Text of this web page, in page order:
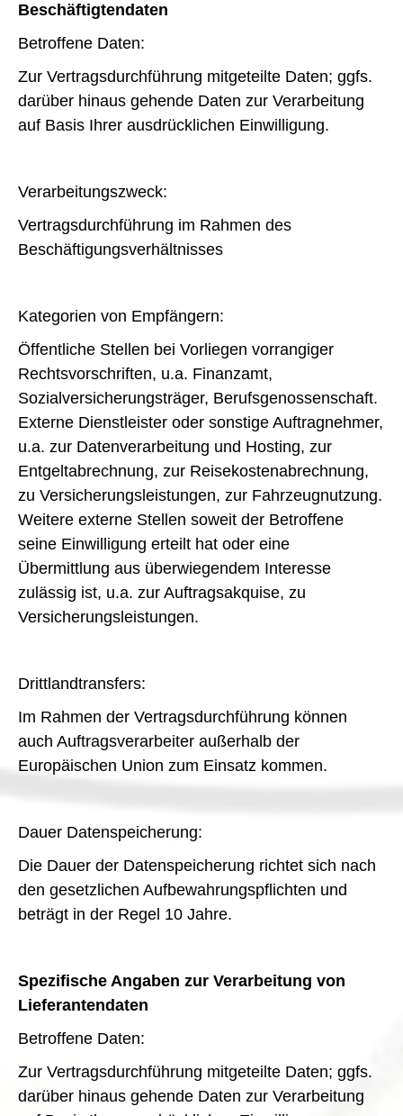
Beschäftigtendaten
Betroffene Daten:
Zur Vertragsdurchführung mitgeteilte Daten; ggfs.
darüber hinaus gehende Daten zur Verarbeitung
auf Basis Ihrer ausdrücklichen Einwilligung.
Verarbeitungszweck:
Vertragsdurchführung im Rahmen des
Beschäftigungsverhältnisses
Kategorien von Empfängern:
Öffentliche Stellen bei Vorliegen vorrangiger
Rechtsvorschriften, u.a. Finanzamt,
Sozialversicherungsträger, Berufsgenossenschaft.
Externe Dienstleister oder sonstige Auftragnehmer,
u.a. zur Datenverarbeitung und Hosting, zur
Entgeltabrechnung, zur Reisekostenabrechnung,
zu Versicherungsleistungen, zur Fahrzeugnutzung.
Weitere externe Stellen soweit der Betroffene
seine Einwilligung erteilt hat oder eine
Übermittlung aus überwiegendem Interesse
zulässig ist, u.a. zur Auftragsakquise, zu
Versicherungsleistungen.
Drittlandtransfers:
Im Rahmen der Vertragsdurchführung können
auch Auftragsverarbeiter außerhalb der
Europäischen Union zum Einsatz kommen.
Dauer Datenspeicherung:
Die Dauer der Datenspeicherung richtet sich nach
den gesetzlichen Aufbewahrungspflichten und
beträgt in der Regel 10 Jahre.
Spezifische Angaben zur Verarbeitung von
Lieferantendaten
Betroffene Daten:
Zur Vertragsdurchführung mitgeteilte Daten; ggfs.
darüber hinaus gehende Daten zur Verarbeitung